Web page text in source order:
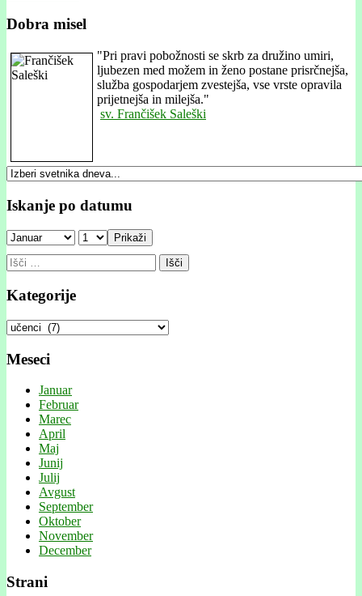
Dobra misel
"Pri pravi pobožnosti se skrb za družino umiri,
ljubezen med možem in ženo postane prisrčnejša,
služba gospodarjem zvestejša, vse vrste opravila
prijetnejša in milejša."
sv. Frančišek Saleški
Iskanje po datumu
Prikaži
Išči:
Kategorije
Kategorije
Meseci
Januar
Februar
Marec
April
Maj
Junij
Julij
Avgust
September
Oktober
November
December
Strani